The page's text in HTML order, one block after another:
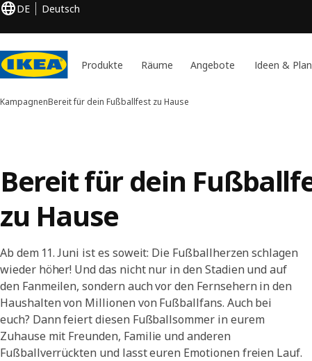
DE Deutsch
Produkte Räume Angebote Ideen &
KampagnenBereit für dein Fußballfest zu Hause
Bereit für dein
zu Hause
Ab dem 11. Juni ist es soweit: Die Fußballherzen schlagen
wieder höher! Und das nicht nur in den Stadien und auf
den Fanmeilen, sondern auch vor den Fernsehern in den
Haushalten von Millionen von Fußballfans. Auch bei
euch? Dann feiert diesen Fußballsommer in eurem
Zuhause mit Freunden, Familie und anderen
Fußballverrückten und lasst euren Emotionen freien Lauf.